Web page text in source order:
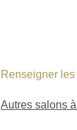
Renseigner
Autres salons